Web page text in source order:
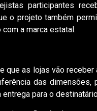
participantes
o projeto também
a marca estatal.
que as lojas vão receber
das dimensões,
para o